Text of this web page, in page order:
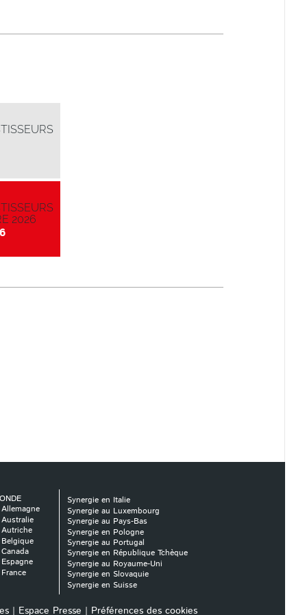
2026
Synergie en Italie
Synergie au Luxembourg
Synergie au Pays-Bas
Synergie en Pologne
Synergie au Portugal
Synergie en République Tchèque
Synergie au Royaume-Uni
Synergie en Slovaquie
Synergie en Suisse
| Espace Presse | Préférences des cookies